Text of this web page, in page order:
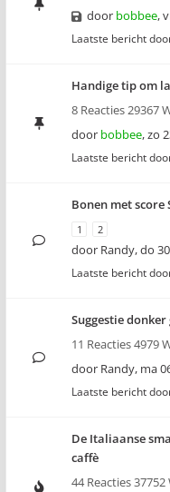
door bobbee,
Laatste bericht
Handige tip om
8 Reacties 29367
door bobbee,zo
Laatste bericht
Bonen met score
1 2
door Randy,do
Laatste bericht
Suggestie
11 Reacties 4979
door Randy, ma
Laatste bericht
De Italiaanse
caffè
44 Reacties